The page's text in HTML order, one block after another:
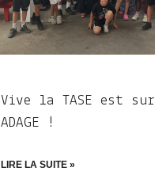
Vive la TASE est sur
ADAGE !
LIRE LA SUITE »